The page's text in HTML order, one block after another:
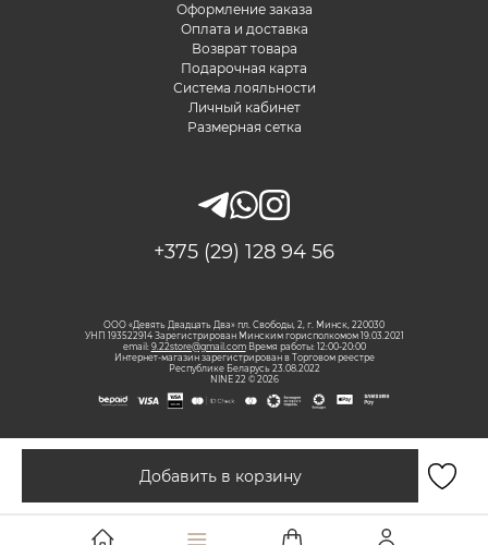
Добавить в корзину
Оформление заказа
Оплата и доставка
Возврат товара
Подарочная карта
Система лояльности
Личный кабинет
Размерная сетка
+375 (29) 128 94 56
ООО «Девять Двадцать Два» пл. Свободы, 2, г. Минск, 220030
УНП 193522914 Зарегистрирован Минским горисполкомом 19.03.2021
email: 9.22store@gmail.comВремя работы: 12:00-20:00
Интернет-магазин зарегистрирован в Торговом реестре
Республике Беларусь 23.08.2022
NINE 22 © 2026